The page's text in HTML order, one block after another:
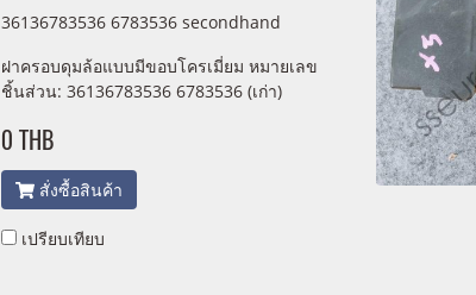
36136783536 6783536 secondhand
ฝาครอบดุมล้อแบบมีขอบโครเมี่ยม หมายเลข
ชิ้นส่วน: 36136783536 6783536 (เก่า)
0 THB
สั่งซื้อสินค้า
เปรียบเทียบ